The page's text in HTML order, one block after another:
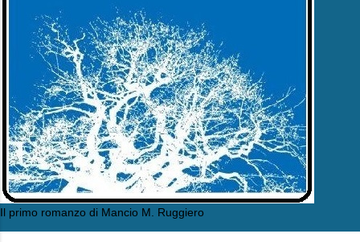
Il primo romanzo di Mancio M. Ruggiero